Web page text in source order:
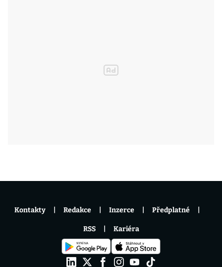
Kontakty Redakce Inzerce Předplatné
RSS Kariéra